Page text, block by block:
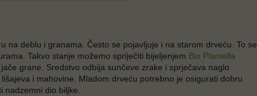
na deblu i granama. Često se pojavljuje i na starom drveću. To se
Takvo stanje možemo spriječiti bijeljenjem Bio Plantella
grane. Sredstvo odbija sunčeve zrake i sprječava naglo
i mahovine. Mladom drveću potrebno je osigurati dobru
dio biljke.